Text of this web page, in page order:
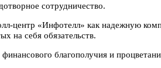
сотрудничество.
центр «Инфотелл» как надежную
на себя обязательств.
благополучия и